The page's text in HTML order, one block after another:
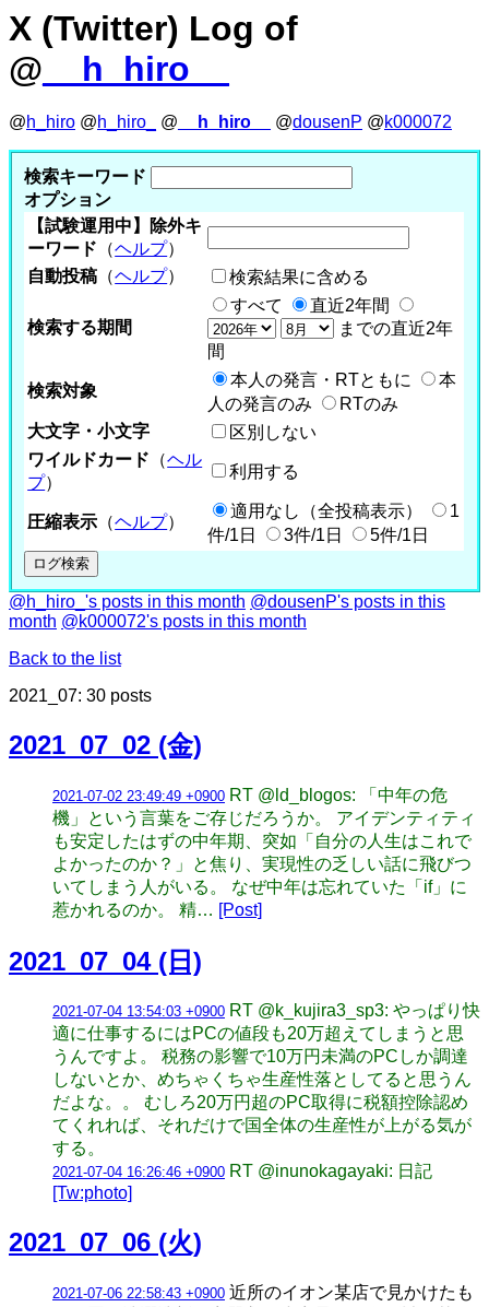
X (Twitter) Log of
@ __h_hiro__
@h_hiro @h_hiro_ @ __h_hiro__ @dousenP @k000072
検索キーワード
オプション
【試験運用中】除外キ
ーワード （ヘルプ）
自動投稿 （ヘルプ） 検索結果に含める
検索する期間
すべて
直近2年間
までの直近2年
間
検索対象
本人の発言・RTともに
本
人の発言のみ
RTのみ
大文字・小文字
区別しない
ワイルドカード （ヘル
プ）
利用する
圧縮表示 （ヘルプ）
適用なし（全投稿表示）
1
件/1日
3件/1日 5件/1日
@h_hiro_'s posts in this month @dousenP's posts in this
month @k000072's posts in this month
Back to the list
2021_07: 30 posts
2021_07_02 (金)
2021-07-02 23:49:49 +0900 RT @ld_blogos: 「中年の危
機」という言葉をご存じだろうか。 アイデンティティ
も安定したはずの中年期、突如「自分の人生はこれで
よかったのか？」と焦り、実現性の乏しい話に飛びつ
いてしまう人がいる。 なぜ中年は忘れていた「if」に
惹かれるのか。 精… [Post]
2021_07_04 (日)
2021-07-04 13:54:03 +0900 RT @k_kujira3_sp3: やっぱり快
適に仕事するにはPCの値段も20万超えてしまうと思
うんですよ。 税務の影響で10万円未満のPCしか調達
しないとか、めちゃくちゃ生産性落としてると思うん
だよな。。 むしろ20万円超のPC取得に税額控除認め
てくれれば、それだけで国全体の生産性が上がる気が
する。
2021-07-04 16:26:46 +0900 RT @inunokagayaki: 日記
[Tw:photo]
2021_07_06 (火)
2021-07-06 22:58:43 +0900 近所のイオン某店で見かけたも